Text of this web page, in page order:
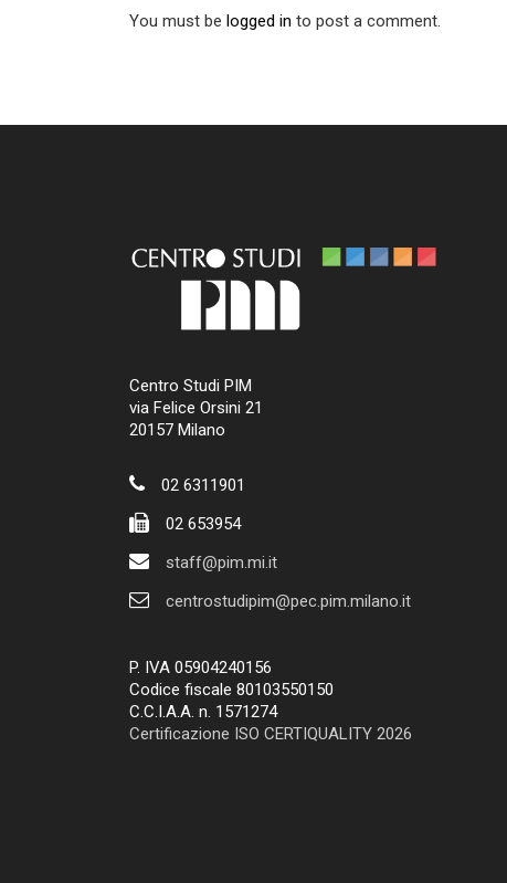
You must be logged in to post a comment.
Centro Studi PIM
via Felice Orsini 21
20157 Milano
02 6311901
02 653954
staff@pim.mi.it
centrostudipim@pec.pim.milano.it
P. IVA 05904240156
Codice fiscale 80103550150
C.C.I.A.A. n. 1571274
Certificazione ISO CERTIQUALITY 2026